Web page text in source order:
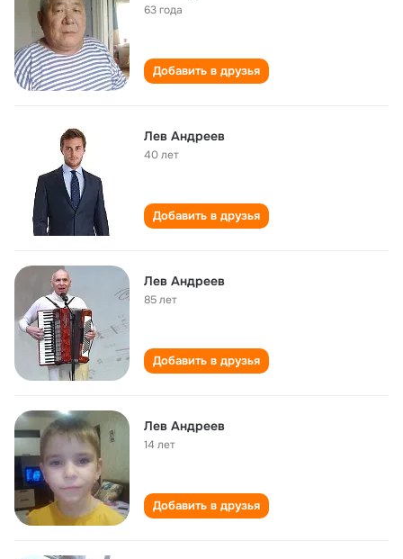
63 года
Добавить в друзья
Лев Андреев
40 лет
Добавить в друзья
Лев Андреев
85 лет
Добавить в друзья
Лев Андреев
14 лет
Добавить в друзья